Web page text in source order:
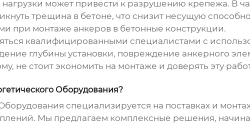
может привести к разрушению крепежа. В
трещина в бетоне, что снизит несущую
при монтаже анкеров в бетонные конструкции.
квалифицированными специалистами с
глубины установки, повреждение анкерного
не стоит экономить на монтаже и доверять эту
Оборудования?
специализируется на поставках и
Мы предлагаем комплексные решения,